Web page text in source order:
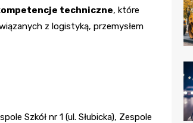
techniczne, które
z logistyką, przemysłem
Szkół nr 1 (ul. Słubicka), Zespole